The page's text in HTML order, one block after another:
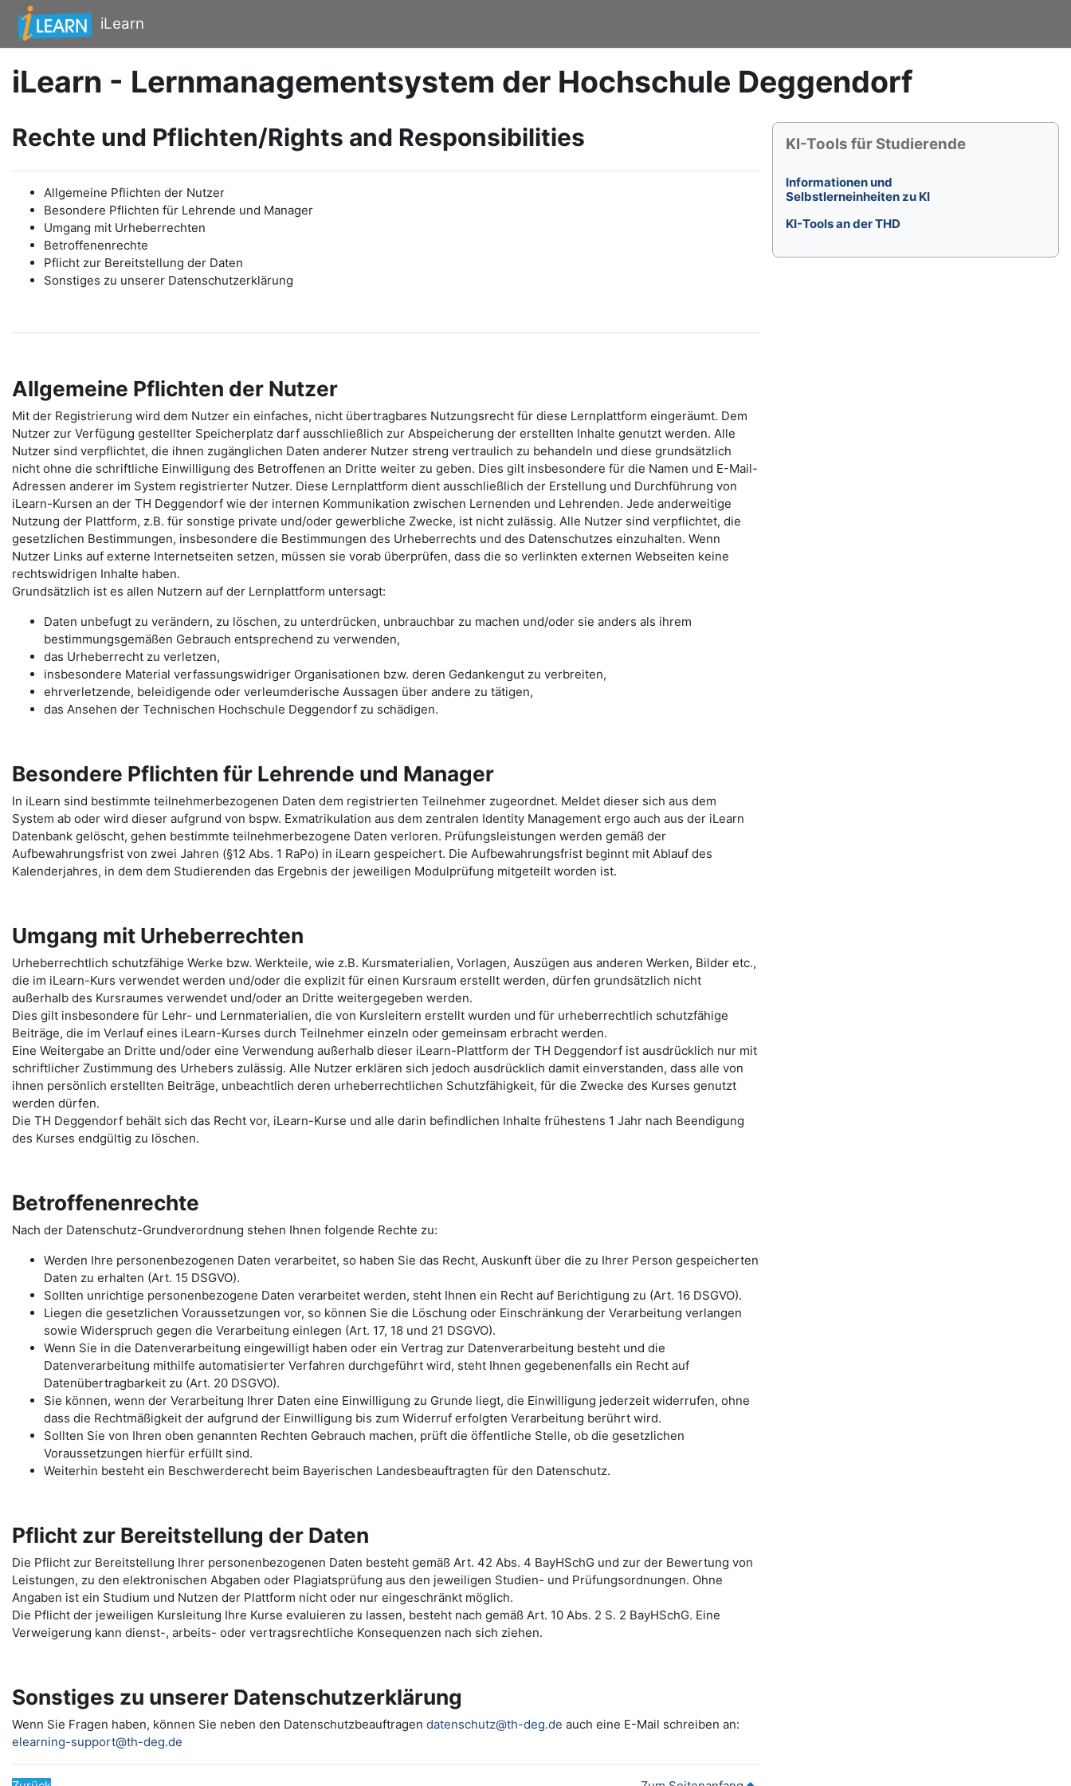
Zum Hauptinhalt
iLearn
iLearn - Lernmanagementsystem der Hochschule Deggendorf
Rechte und Pflichten/Rights and Responsibilities
Allgemeine Pflichten der Nutzer
Besondere Pflichten für Lehrende und Manager
Umgang mit Urheberrechten
Betroffenenrechte
Pflicht zur Bereitstellung der Daten
Sonstiges zu unserer Datenschutzerklärung
Allgemeine Pflichten der Nutzer
Mit der Registrierung wird dem Nutzer ein einfaches, nicht übertragbares Nutzungsrecht für diese Lernplattform eingeräumt. Dem
Nutzer zur Verfügung gestellter Speicherplatz darf ausschließlich zur Abspeicherung der erstellten Inhalte genutzt werden. Alle
Nutzer sind verpflichtet, die ihnen zugänglichen Daten anderer Nutzer streng vertraulich zu behandeln und diese grundsätzlich
nicht ohne die schriftliche Einwilligung des Betroffenen an Dritte weiter zu geben. Dies gilt insbesondere für die Namen und E-Mail-
Adressen anderer im System registrierter Nutzer. Diese Lernplattform dient ausschließlich der Erstellung und Durchführung von
iLearn-Kursen an der TH Deggendorf wie der internen Kommunikation zwischen Lernenden und Lehrenden. Jede anderweitige
Nutzung der Plattform, z.B. für sonstige private und/oder gewerbliche Zwecke, ist nicht zulässig. Alle Nutzer sind verpflichtet, die
gesetzlichen Bestimmungen, insbesondere die Bestimmungen des Urheberrechts und des Datenschutzes einzuhalten. Wenn
Nutzer Links auf externe Internetseiten setzen, müssen sie vorab überprüfen, dass die so verlinkten externen Webseiten keine
rechtswidrigen Inhalte haben.
Grundsätzlich ist es allen Nutzern auf der Lernplattform untersagt:
Daten unbefugt zu verändern, zu löschen, zu unterdrücken, unbrauchbar zu machen und/oder sie anders als ihrem
bestimmungsgemäßen Gebrauch entsprechend zu verwenden,
das Urheberrecht zu verletzen,
insbesondere Material verfassungswidriger Organisationen bzw. deren Gedankengut zu verbreiten,
ehrverletzende, beleidigende oder verleumderische Aussagen über andere zu tätigen,
das Ansehen der Technischen Hochschule Deggendorf zu schädigen.
Besondere Pflichten für Lehrende und Manager
In iLearn sind bestimmte teilnehmerbezogenen Daten dem registrierten Teilnehmer zugeordnet. Meldet dieser sich aus dem
System ab oder wird dieser aufgrund von bspw. Exmatrikulation aus dem zentralen Identity Management ergo auch aus der iLearn
Datenbank gelöscht, gehen bestimmte teilnehmerbezogene Daten verloren. Prüfungsleistungen werden gemäß der
Aufbewahrungsfrist von zwei Jahren (§12 Abs. 1 RaPo) in iLearn gespeichert. Die Aufbewahrungsfrist beginnt mit Ablauf des
Kalenderjahres, in dem dem Studierenden das Ergebnis der jeweiligen Modulprüfung mitgeteilt worden ist.
Umgang mit Urheberrechten
Urheberrechtlich schutzfähige Werke bzw. Werkteile, wie z.B. Kursmaterialien, Vorlagen, Auszügen aus anderen Werken, Bilder etc.,
die im iLearn-Kurs verwendet werden und/oder die explizit für einen Kursraum erstellt werden, dürfen grundsätzlich nicht
außerhalb des Kursraumes verwendet und/oder an Dritte weitergegeben werden.
Dies gilt insbesondere für Lehr- und Lernmaterialien, die von Kursleitern erstellt wurden und für urheberrechtlich schutzfähige
Beiträge, die im Verlauf eines iLearn-Kurses durch Teilnehmer einzeln oder gemeinsam erbracht werden.
Eine Weitergabe an Dritte und/oder eine Verwendung außerhalb dieser iLearn-Plattform der TH Deggendorf ist ausdrücklich nur mit
schriftlicher Zustimmung des Urhebers zulässig. Alle Nutzer erklären sich jedoch ausdrücklich damit einverstanden, dass alle von
ihnen persönlich erstellten Beiträge, unbeachtlich deren urheberrechtlichen Schutzfähigkeit, für die Zwecke des Kurses genutzt
werden dürfen.
Die TH Deggendorf behält sich das Recht vor, iLearn-Kurse und alle darin befindlichen Inhalte frühestens 1 Jahr nach Beendigung
des Kurses endgültig zu löschen.
Betroffenenrechte
Nach der Datenschutz-Grundverordnung stehen Ihnen folgende Rechte zu:
Werden Ihre personenbezogenen Daten verarbeitet, so haben Sie das Recht, Auskunft über die zu Ihrer Person gespeicherten
Daten zu erhalten (Art. 15 DSGVO).
Sollten unrichtige personenbezogene Daten verarbeitet werden, steht Ihnen ein Recht auf Berichtigung zu (Art. 16 DSGVO).
Liegen die gesetzlichen Voraussetzungen vor, so können Sie die Löschung oder Einschränkung der Verarbeitung verlangen
sowie Widerspruch gegen die Verarbeitung einlegen (Art. 17, 18 und 21 DSGVO).
Wenn Sie in die Datenverarbeitung eingewilligt haben oder ein Vertrag zur Datenverarbeitung besteht und die
Datenverarbeitung mithilfe automatisierter Verfahren durchgeführt wird, steht Ihnen gegebenenfalls ein Recht auf
Datenübertragbarkeit zu (Art. 20 DSGVO).
Sie können, wenn der Verarbeitung Ihrer Daten eine Einwilligung zu Grunde liegt, die Einwilligung jederzeit widerrufen, ohne
dass die Rechtmäßigkeit der aufgrund der Einwilligung bis zum Widerruf erfolgten Verarbeitung berührt wird.
Sollten Sie von Ihren oben genannten Rechten Gebrauch machen, prüft die öffentliche Stelle, ob die gesetzlichen
Voraussetzungen hierfür erfüllt sind.
Weiterhin besteht ein Beschwerderecht beim Bayerischen Landesbeauftragten für den Datenschutz.
Pflicht zur Bereitstellung der Daten
Die Pflicht zur Bereitstellung Ihrer personenbezogenen Daten besteht gemäß Art. 42 Abs. 4 BayHSchG und zur der Bewertung von
Leistungen, zu den elektronischen Abgaben oder Plagiatsprüfung aus den jeweiligen Studien- und Prüfungsordnungen. Ohne
Angaben ist ein Studium und Nutzen der Plattform nicht oder nur eingeschränkt möglich.
Die Pflicht der jeweiligen Kursleitung Ihre Kurse evaluieren zu lassen, besteht nach gemäß Art. 10 Abs. 2 S. 2 BayHSchG. Eine
Verweigerung kann dienst-, arbeits- oder vertragsrechtliche Konsequenzen nach sich ziehen.
Sonstiges zu unserer Datenschutzerklärung
Wenn Sie Fragen haben, können Sie neben den Datenschutzbeauftragen datenschutz@th-deg.de auch eine E-Mail schreiben an:
elearning-support@th-deg.de
Blöcke
KI-Tools für Studierende überspringen
KI-Tools für Studierende
Informationen und
Selbstlerneinheiten zu KI
KI-Tools an der THD